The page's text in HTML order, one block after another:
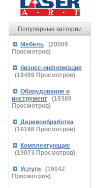
Популярные катгории
Мебель (20009
Просмотров)
бизнес-информация
(19469 Просмотров)
Оборудование и
инструмент
(19389
Просмотров)
Деревообработка
(19168 Просмотров)
Комплектующие
(19073 Просмотров)
Услуги (19042
Просмотров)